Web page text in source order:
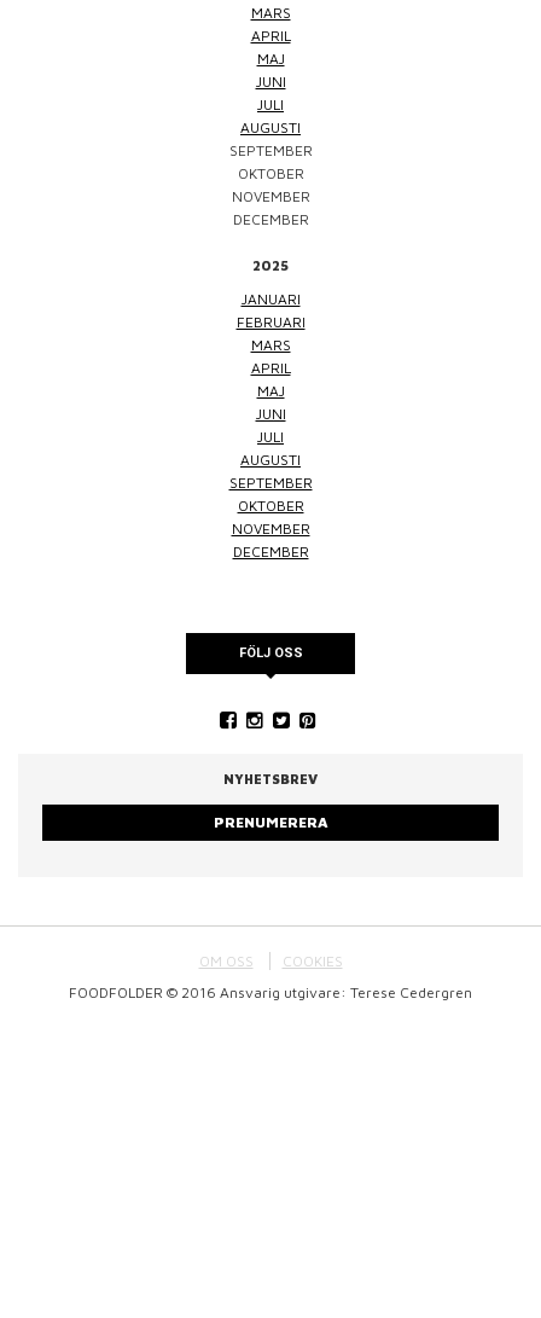
MARS
APRIL
MAJ
JUNI
JULI
AUGUSTI
SEPTEMBER
OKTOBER
NOVEMBER
DECEMBER
2025
JANUARI
FEBRUARI
MARS
APRIL
MAJ
JUNI
JULI
AUGUSTI
SEPTEMBER
OKTOBER
NOVEMBER
DECEMBER
FÖLJ OSS
NYHETSBREV
PRENUMERERA
OM OSS
COOKIES
FOODFOLDER © 2016 Ansvarig utgivare: Terese Cedergren